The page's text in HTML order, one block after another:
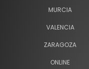
MURCIA
VALENCIA
ZARAGOZA
ONLINE